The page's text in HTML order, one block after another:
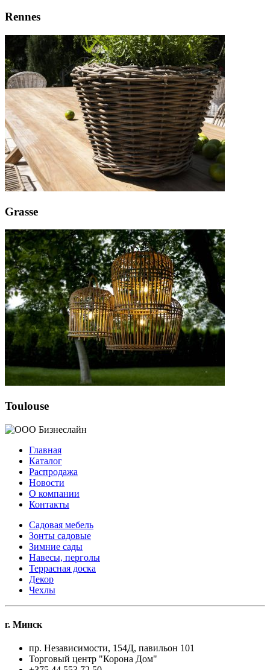
Rennes
Grasse
Toulouse
Главная
Каталог
Распродажа
Новости
О компании
Контакты
Садовая мебель
Зонты садовые
Зимние сады
Навесы, перголы
Террасная доска
Декор
Чехлы
г. Минск
пр. Независимости, 154Д, павильон 101
Торговый центр "Корона Дом"